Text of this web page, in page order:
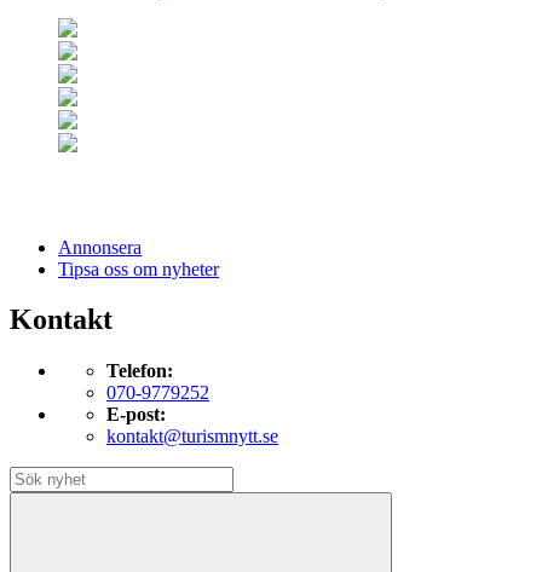
Annonsera
Tipsa oss om nyheter
Kontakt
Telefon:
070-9779252
E-post:
kontakt@turismnytt.se